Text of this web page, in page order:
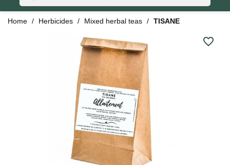
Home Herbicides Mixed herbal teas TISANE
favorite_border